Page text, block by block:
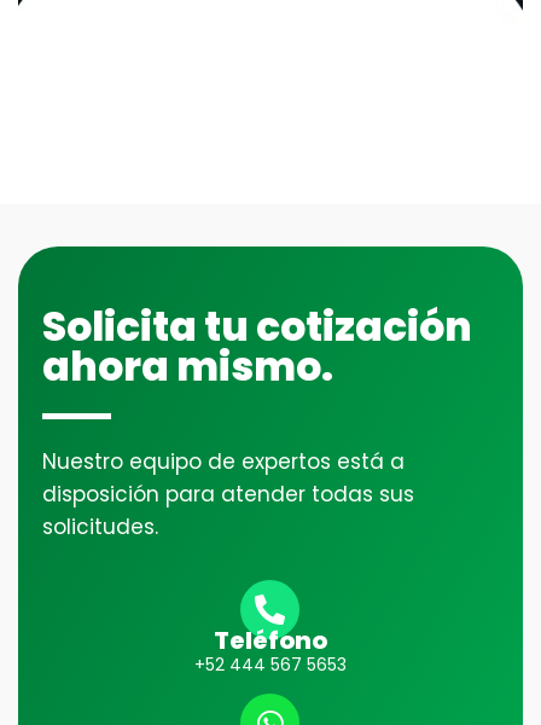
Solicita tu cotización
ahora mismo.
Nuestro equipo de expertos está a
disposición para atender todas sus
solicitudes.
Teléfono
+52 444 567 5653